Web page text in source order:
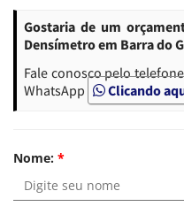
Gostaria de um
Densímetro em Barra do
Fale conosco pelo
WhatsApp
Clicando
Nome: *